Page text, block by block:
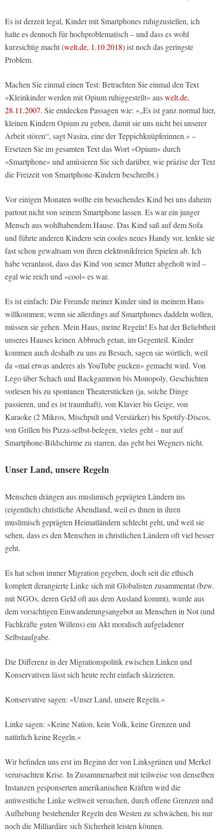
Es ist derzeit legal, Kinder mit Smartphones ruhigzustellen, ich
halte es dennoch für hochproblematisch – und dass es wohl
kurzsichtig macht (welt.de, 1.10.2018) ist noch das geringste
Problem.
Machen Sie einmal einen Test: Betrachten Sie einmal den Text
»Kleinkinder werden mit Opium ruhiggestellt« auswelt.de,
28.11.2007. Sie entdecken Passagen wie: »„Es ist ganz normal hier,
kleinen Kindern Opium zu geben, damit sie uns nicht bei unserer
Arbeit stören“, sagt Nasira, eine der Teppichknüpferinnen.« –
Ersetzen Sie im gesamten Text das Wort »Opium« durch
»Smartphone« und amüsieren Sie sich darüber, wie präzise der Text
die Freizeit von Smartphone-Kindern beschreibt.)
Vor einigen Monaten wollte ein besuchendes Kind bei uns daheim
partout nicht von seinem Smartphone lassen. Es war ein junger
Mensch aus wohlhabendem Hause. Das Kind saß auf dem Sofa
und führte anderen Kindern sein cooles neues Handy vor, lenkte sie
fast schon gewaltsam von ihren elektronikfreien Spielen ab. Ich
habe veranlasst, dass das Kind von seiner Mutter abgeholt wird –
egal wie reich und »cool« es war.
Es ist einfach: Die Freunde meiner Kinder sind in meinem Haus
willkommen; wenn sie allerdings auf Smartphones daddeln wollen,
müssen sie gehen. Mein Haus, meine Regeln! Es hat der Beliebtheit
unseres Hauses keinen Abbruch getan, im Gegenteil. Kinder
kommen auch deshalb zu uns zu Besuch, sagen sie wörtlich, weil
da »mal etwas anderes als YouTube gucken« gemacht wird. Von
Lego über Schach und Backgammon bis Monopoly, Geschichten
vorlesen bis zu spontanen Theaterstücken (ja, solche Dinge
passieren, und es ist traumhaft), von Klavier bis Geige, von
Karaoke (2 Mikros, Mischpult und Verstärker) bis Spotify-Discos,
von Grillen bis Pizza-selbst-belegen, vieles geht – nur auf
Smartphone-Bildschirme zu starren, das geht bei Wegners nicht.
Unser Land, unsere Regeln
Menschen drängen aus muslimisch geprägten Ländern ins
(eigentlich) christliche Abendland, weil es ihnen in ihren
muslimisch geprägten Heimatländern schlecht geht, und weil sie
sehen, dass es den Menschen in christlichen Ländern oft viel besser
geht.
Es hat schon immer Migration gegeben, doch seit die ethisch
komplett derangierte Linke sich mit Globalisten zusammentat (bzw.
mit NGOs, deren Geld oft aus dem Ausland kommt), wurde aus
dem vorsichtigen Einwanderungsangebot an Menschen in Not (und
Fachkräfte guten Willens) ein Akt moralisch aufgeladener
Selbstaufgabe.
Die Differenz in der Migrationspolitik zwischen Linken und
Konservativen lässt sich heute recht einfach skizzieren.
Konservative sagen: »Unser Land, unsere Regeln.«
Linke sagen: »Keine Nation, kein Volk, keine Grenzen und
natürlich keine Regeln.«
Wir befinden uns erst im Beginn der von Linksgrünen und Merkel
verursachten Krise. In Zusammenarbeit mit teilweise von denselben
Instanzen gesponserten amerikanischen Kräften wird die
antiwestliche Linke weltweit versuchen, durch offene Grenzen und
Aufhebung bestehender Regeln den Westen zu schwächen, bis nur
noch die Milliardäre sich Sicherheit leisten können.